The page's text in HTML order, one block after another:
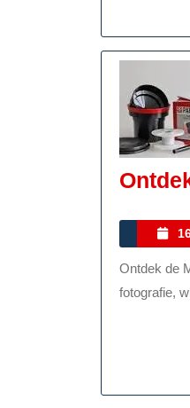
Ontdek de Magie van Doka Fotografie Doka fotografie, een ambachtelijke en nostalgische vorm van
fotografie,